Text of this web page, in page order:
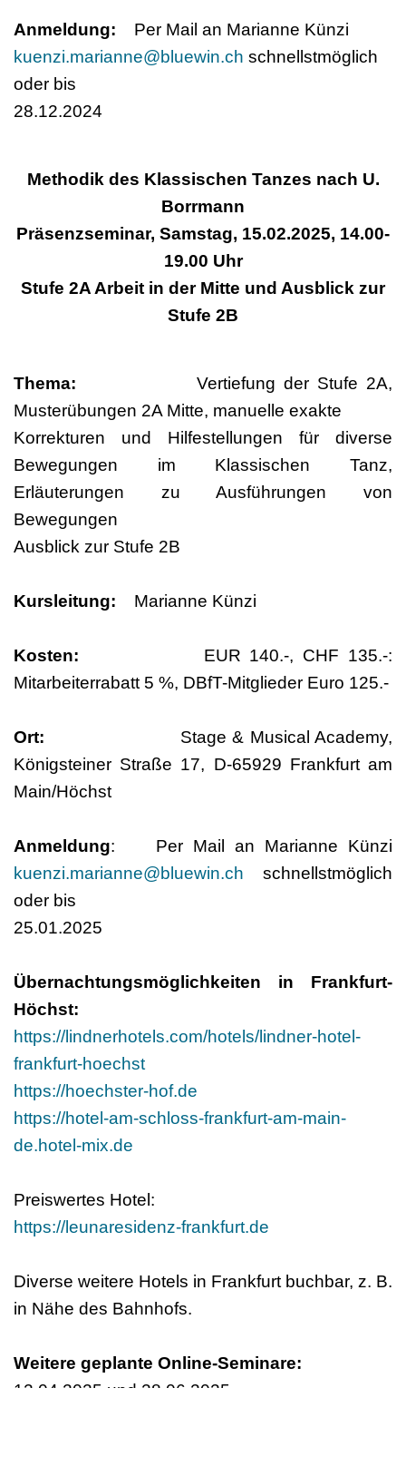
Anmeldung: Per Mail an Marianne Künzi
kuenzi.marianne@bluewin.ch schnellstmöglich
oder bis
28.12.2024
Methodik des Klassischen Tanzes nach U.
Borrmann
Präsenzseminar, Samstag, 15.02.2025, 14.00-
19.00 Uhr
Stufe 2A Arbeit in der Mitte und Ausblick zur
Stufe 2B
Thema: Vertiefung der Stufe 2A,
Musterübungen 2A Mitte, manuelle exakte
Korrekturen und Hilfestellungen für diverse
Bewegungen im Klassischen Tanz,
Erläuterungen zu Ausführungen von
Bewegungen
Ausblick zur Stufe 2B
Kursleitung: Marianne Künzi
Kosten: EUR 140.-, CHF 135.-:
Mitarbeiterrabatt 5 %, DBfT-Mitglieder Euro 125.-
Ort: Stage & Musical Academy,
Königsteiner Straße 17, D-65929 Frankfurt am
Main/Höchst
Anmeldung: Per Mail an Marianne Künzi
kuenzi.marianne@bluewin.ch schnellstmöglich
oder bis
25.01.2025
Übernachtungsmöglichkeiten in Frankfurt-
Höchst:
https://lindnerhotels.com/hotels/lindner-hotel-
frankfurt-hoechst
https://hoechster-hof.de
https://hotel-am-schloss-frankfurt-am-main-
de.hotel-mix.de
Preiswertes Hotel:
https://leunaresidenz-frankfurt.de
Diverse weitere Hotels in Frankfurt buchbar, z. B.
in Nähe des Bahnhofs.
Weitere geplante Online-Seminare:
12.04.2025 und 28.06.2025